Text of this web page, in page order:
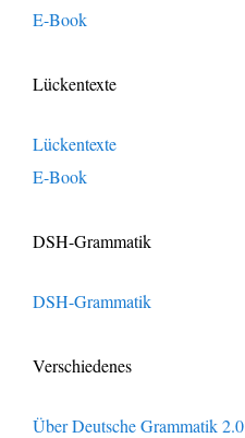
E-Book
Lückentexte
Lückentexte
E-Book
DSH-Grammatik
DSH-Grammatik
Verschiedenes
Über Deutsche Grammatik 2.0